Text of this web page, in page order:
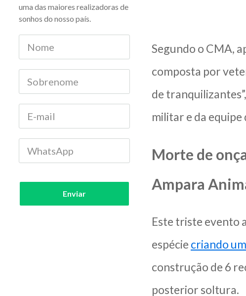
Segundo o CMA,
composta por
de
militar e da
Morte de
Ampara
Este triste evento
espécie criando
construção de 6
posterior soltura.
uma das maiores realizadoras de
sonhos do nosso país.
Enviar